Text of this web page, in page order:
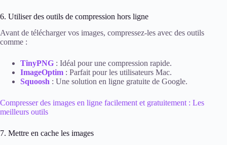
6. Utiliser des outils de compression hors ligne
Avant de télécharger vos images, compressez-les avec des outils
comme :
TinyPNG : Idéal pour une compression rapide.
ImageOptim : Parfait pour les utilisateurs Mac.
Squoosh : Une solution en ligne gratuite de Google.
Compresser des images en ligne facilement et gratuitement : Les
meilleurs outils
7. Mettre en cache les images